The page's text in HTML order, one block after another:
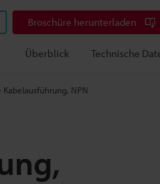
Broschüre herunterladen
Überblick Technische
NPN